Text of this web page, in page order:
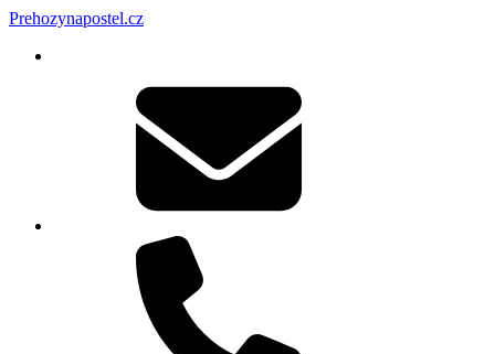
Prehozynapostel.cz